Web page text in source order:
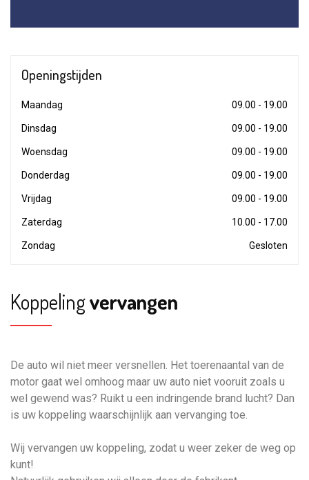
Openingstijden
Maandag 09.00 - 19.00
Dinsdag 09.00 - 19.00
Woensdag 09.00 - 19.00
Donderdag 09.00 - 19.00
Vrijdag 09.00 - 19.00
Zaterdag 10.00 - 17.00
Zondag Gesloten
Koppelingvervangen
De auto wil niet meer versnellen. Het toerenaantal van de
motor gaat wel omhoog maar uw auto niet vooruit zoals u
wel gewend was? Ruikt u een indringende brand lucht? Dan
is uw koppeling waarschijnlijk aan vervanging toe.
Wij vervangen uw koppeling, zodat u weer zeker de weg op
kunt!